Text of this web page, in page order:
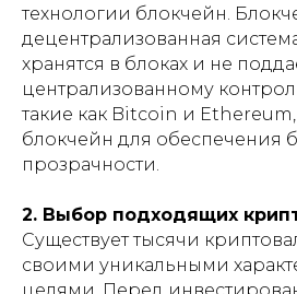
технологии блокчейн.
децентрализованная
хранятся в блоках и не
централизованному
такие как Bitcoin и
блокчейн для обеспечения
прозрачности.
2. Выбор подходящих
Существует тысячи
своими уникальными